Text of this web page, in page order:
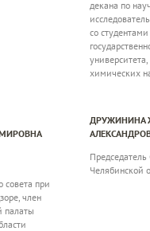
декана по
со
химических
совета при
член
палаты
ДРУЖИНИНА
Челябинской